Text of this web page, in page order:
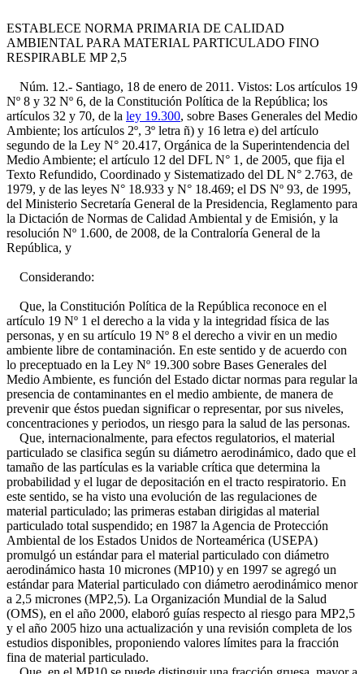
ESTABLECE NORMA PRIMARIA DE CALIDAD
AMBIENTAL PARA MATERIAL PARTICULADO FINO
RESPIRABLE MP 2,5
Núm. 12.- Santiago, 18 de enero de 2011. Vistos: Los artículos 19
Nº 8 y 32 Nº 6, de la Constitución Política de la República; los
artículos 32 y 70, de la ley 19.300, sobre Bases Generales del Medio
Ambiente; los artículos 2º, 3º letra ñ) y 16 letra e) del artículo
segundo de la Ley N° 20.417, Orgánica de la Superintendencia del
Medio Ambiente; el artículo 12 del DFL N° 1, de 2005, que fija el
Texto Refundido, Coordinado y Sistematizado del DL N° 2.763, de
1979, y de las leyes N° 18.933 y N° 18.469; el DS Nº 93, de 1995,
del Ministerio Secretaría General de la Presidencia, Reglamento para
la Dictación de Normas de Calidad Ambiental y de Emisión, y la
resolución Nº 1.600, de 2008, de la Contraloría General de la
República, y
Considerando:
Que, la Constitución Política de la República reconoce en el
artículo 19 Nº 1 el derecho a la vida y la integridad física de las
personas, y en su artículo 19 Nº 8 el derecho a vivir en un medio
ambiente libre de contaminación. En este sentido y de acuerdo con
lo preceptuado en la Ley Nº 19.300 sobre Bases Generales del
Medio Ambiente, es función del Estado dictar normas para regular la
presencia de contaminantes en el medio ambiente, de manera de
prevenir que éstos puedan significar o representar, por sus niveles,
concentraciones y periodos, un riesgo para la salud de las personas.
Que, internacionalmente, para efectos regulatorios, el material
particulado se clasifica según su diámetro aerodinámico, dado que el
tamaño de las partículas es la variable crítica que determina la
probabilidad y el lugar de depositación en el tracto respiratorio. En
este sentido, se ha visto una evolución de las regulaciones de
material particulado; las primeras estaban dirigidas al material
particulado total suspendido; en 1987 la Agencia de Protección
Ambiental de los Estados Unidos de Norteamérica (USEPA)
promulgó un estándar para el material particulado con diámetro
aerodinámico hasta 10 micrones (MP10) y en 1997 se agregó un
estándar para Material particulado con diámetro aerodinámico menor
a 2,5 micrones (MP2,5). La Organización Mundial de la Salud
(OMS), en el año 2000, elaboró guías respecto al riesgo para MP2,5
y el año 2005 hizo una actualización y una revisión completa de los
estudios disponibles, proponiendo valores límites para la fracción
fina de material particulado.